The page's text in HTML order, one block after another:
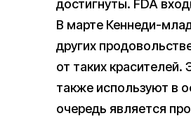
достигнуты. FDA
В марте Кеннеди-
других
от таких
также используют в
очередь является